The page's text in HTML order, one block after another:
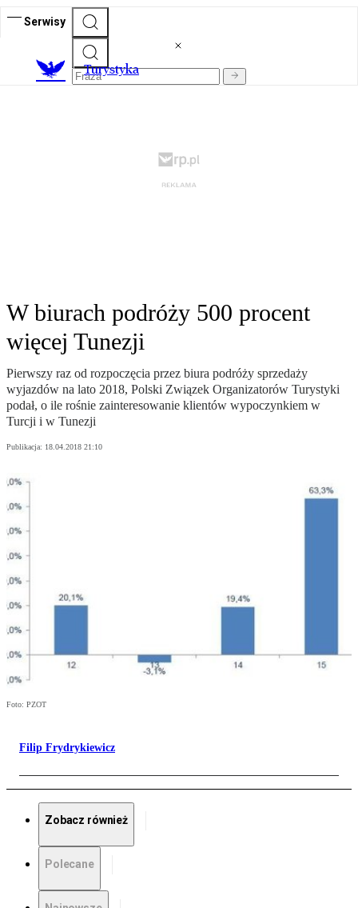
Serwisy
Turystyka
W biurach podróży 500 procent
więcej Tunezji
Pierwszy raz od rozpoczęcia przez biura podróży sprzedaży
wyjazdów na lato 2018, Polski Związek Organizatorów Turystyki
podał, o ile rośnie zainteresowanie klientów wypoczynkiem w
Turcji i w Tunezji
Publikacja: 18.04.2018 21:10
Foto: PZOT
Filip Frydrykiewicz
Zobacz również
Polecane